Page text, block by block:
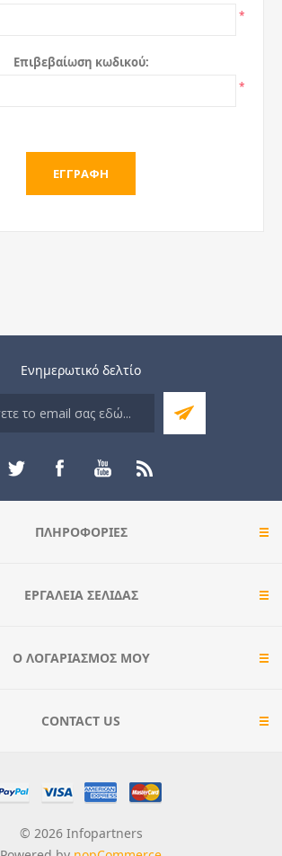
*
Επιβεβαίωση κωδικού:
*
Ενημερωτικό δελτίο
ΠΛΗΡΟΦΟΡΊΕΣ
ΕΡΓΑΛΕΊΑ ΣΕΛΊΔΑΣ
Ο ΛΟΓΑΡΙΑΣΜΌΣ ΜΟΥ
CONTACT US
© 2026 Infopartners